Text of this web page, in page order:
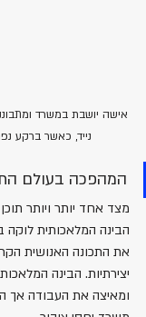
אישה יושבת במשרד
נייד, כאשר ברקע
המהפכה בעולם
הבינה המלאכותית לוקה
את התכונה האנושית
יצירתיות. הבינה
ומאיצה את העבודה אך